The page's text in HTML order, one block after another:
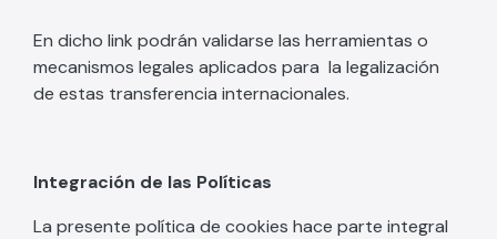
En dicho link podrán validarse las herramientas o
mecanismos legales aplicados para la legalización
de estas transferencia internacionales.
Integración de las Políticas
La presente política de cookies hace parte integral